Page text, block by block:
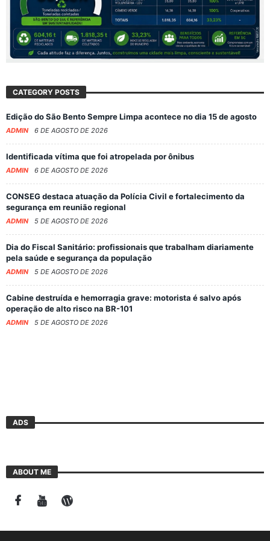
CATEGORY POSTS
Edição do São Bento Sempre Limpa acontece no dia 15 de agosto
ADMIN 6 DE AGOSTO DE 2026
Identificada vítima que foi atropelada por ônibus
ADMIN 6 DE AGOSTO DE 2026
CONSEG destaca atuação da Polícia Civil e fortalecimento da
segurança em reunião regional
ADMIN 5 DE AGOSTO DE 2026
Dia do Fiscal Sanitário: profissionais que trabalham diariamente
pela saúde e segurança da população
ADMIN 5 DE AGOSTO DE 2026
Cabine destruída e hemorragia grave: motorista é salvo após
operação de alto risco na BR-101
ADMIN 5 DE AGOSTO DE 2026
ADS
ABOUT ME